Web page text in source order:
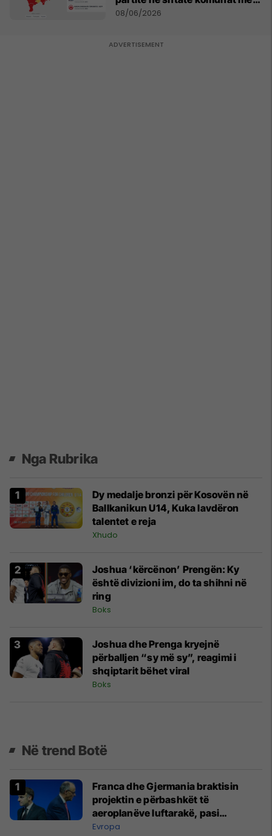
të mëdha
08/06/2026
Nga Rubrika
Dy medalje bronzi për Kosovën në
Ballkanikun U14, Kuka lavdëron
talentet e reja
Xhudo
Joshua ‘kërcënon’ Prengën: Ky
është divizioni im, do ta shihni në
ring
Boks
Joshua dhe Prenga kryejnë
përballjen “sy më sy”, reagimi i
shqiptarit bëhet viral
Boks
Në trend Botë
Franca dhe Gjermania braktisin
projektin e përbashkët të
aeroplanëve luftarakë, pasi
kompanitë nuk arrijnë marrëveshje
Evropa